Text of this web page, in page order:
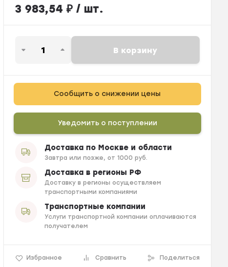
3 983,54 ₽/ шт.
В корзину
Сообщить о снижении цены
Уведомить о поступлении
Доставка по Москве и области
Завтра или позже, от 1000 руб.
Доставка в регионы РФ
Доставку в регионы осуществляем
транспортными компаниями
Транспортные компании
Услуги транспортной компании оплачиваются
получателем
Избранное Сравнить Поделиться